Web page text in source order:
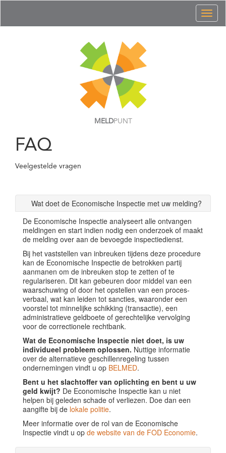
MELDPUNT
FAQ
Veelgestelde vragen
Wat doet de Economische Inspectie met uw melding?
De Economische Inspectie analyseert alle ontvangen
meldingen en start indien nodig een onderzoek of maakt
de melding over aan de bevoegde inspectiedienst.
Bij het vaststellen van inbreuken tijdens deze procedure
kan de Economische Inspectie de betrokken partij
aanmanen om de inbreuken stop te zetten of te
regulariseren. Dit kan gebeuren door middel van een
waarschuwing of door het opstellen van een proces-
verbaal, wat kan leiden tot sancties, waaronder een
voorstel tot minnelijke schikking (transactie), een
administratieve geldboete of gerechtelijke vervolging
voor de correctionele rechtbank.
Wat de Economische Inspectie niet doet, is uw
individueel probleem oplossen. Nuttige informatie
over de alternatieve geschillenregeling tussen
ondernemingen vindt u op BELMED.
Bent u het slachtoffer van oplichting en bent u uw
geld kwijt? De Economische Inspectie kan u niet
helpen bij geleden schade of verliezen. Doe dan een
aangifte bij de lokale politie.
Meer informatie over de rol van de Economische
Inspectie vindt u op de website van de FOD Economie.